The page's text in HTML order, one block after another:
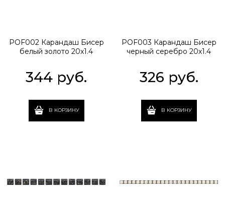
POF002 Карандаш Бисер
белый золото 20х1.4
344 руб.
В КОРЗИНУ
POF003 Карандаш Бисер
черный серебро 20х1.4
326 руб.
В КОРЗИНУ